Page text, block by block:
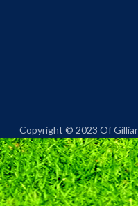
Copyright © 2023 Of